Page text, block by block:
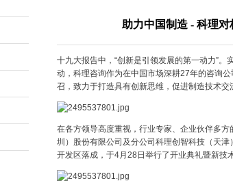
助力中国制造 - 科理
十九大报告中，“创新是引领发展的第一动力”
动，科理咨询作为在中国市场深耕27年的咨询
召，致力于打造具有创新思维，促进制造技术交
在各方领导高度重视，行业专家、企业伙伴多
圳）股份有限公司及分公司科理创智科技（天津
开发区落成，于4月28日举行了开业典礼暨新技